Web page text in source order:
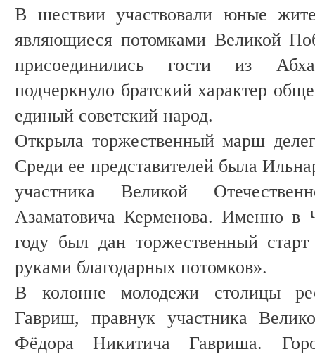
В шествии участвовали юные
являющиеся потомками Великой
присоединились гости из
подчеркнуло братский характер
единый советский народ.
Открыла торжественный марш
Среди ее представителей была
участника Великой
Азаматовича Керменова. Именно в
году был дан торжественный
руками благодарных потомков».
В колонне молодежи столицы
Гавриш, правнук участника
Фёдора Никитича Гавриша.